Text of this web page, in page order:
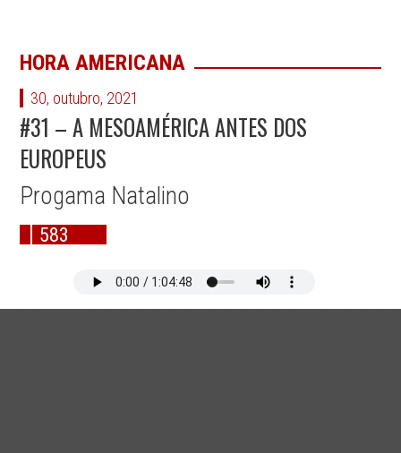
HORA AMERICANA
30, outubro, 2021
#31 – A MESOAMÉRICA ANTES DOS
EUROPEUS
Progama Natalino
583